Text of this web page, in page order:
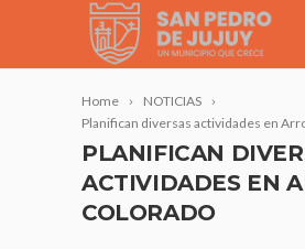
Home
NOTICIAS
Planifican diversas actividades en
PLANIFICAN
ACTIVIDADES EN
COLORADO